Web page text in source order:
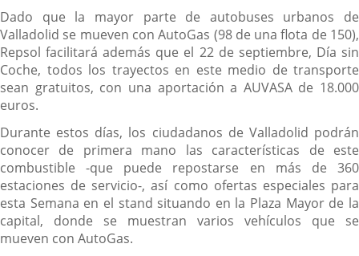
Dado que la mayor parte de autobuses urbanos de
Valladolid se mueven con AutoGas (98 de una flota de 150),
Repsol facilitará además que el 22 de septiembre, Día sin
Coche, todos los trayectos en este medio de transporte
sean gratuitos, con una aportación a AUVASA de 18.000
euros.
Durante estos días, los ciudadanos de Valladolid podrán
conocer de primera mano las características de este
combustible -que puede repostarse en más de 360
estaciones de servicio-, así como ofertas especiales para
esta Semana en el stand situando en la Plaza Mayor de la
capital, donde se muestran varios vehículos que se
mueven con AutoGas.